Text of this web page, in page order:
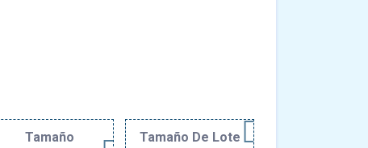
Tamaño
Tamaño De Lote